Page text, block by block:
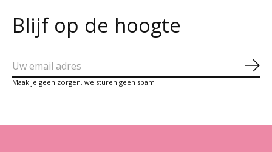
Blijf op de hoogte
Maak je geen zorgen, we sturen geen spam